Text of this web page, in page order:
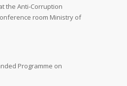
the Anti-Corruption
room Ministry of
Programme on